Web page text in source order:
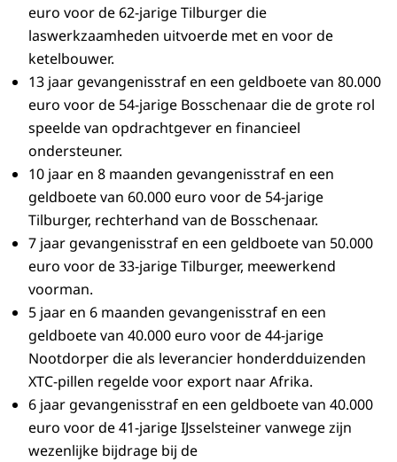
euro voor de 62-jarige Tilburger die
laswerkzaamheden uitvoerde met en voor de
ketelbouwer.
13 jaar gevangenisstraf en een geldboete van 80.000
euro voor de 54-jarige Bosschenaar die de grote rol
speelde van opdrachtgever en financieel
ondersteuner.
10 jaar en 8 maanden gevangenisstraf en een
geldboete van 60.000 euro voor de 54-jarige
Tilburger, rechterhand van de Bosschenaar.
7 jaar gevangenisstraf en een geldboete van 50.000
euro voor de 33-jarige Tilburger, meewerkend
voorman.
5 jaar en 6 maanden gevangenisstraf en een
geldboete van 40.000 euro voor de 44-jarige
Nootdorper die als leverancier honderdduizenden
XTC-pillen regelde voor export naar Afrika.
6 jaar gevangenisstraf en een geldboete van 40.000
euro voor de 41-jarige IJsselsteiner vanwege zijn
wezenlijke bijdrage bij de